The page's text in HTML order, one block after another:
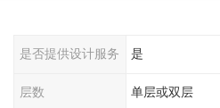
是否提供设计服务 是
层数 单层或双层